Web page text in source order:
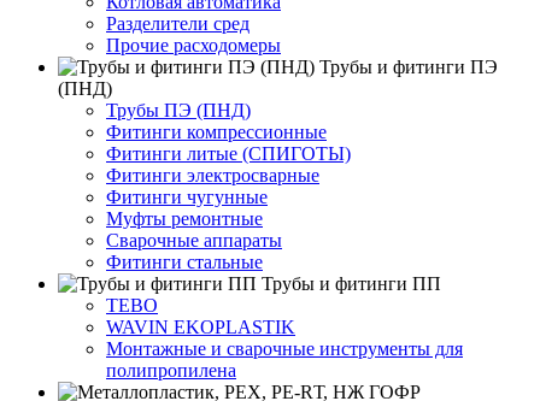
Разделители сред
Прочие расходомеры
Трубы и фитинги ПЭ
(ПНД)
Трубы ПЭ (ПНД)
Фитинги компрессионные
Фитинги литые (СПИГОТЫ)
Фитинги электросварные
Фитинги чугунные
Муфты ремонтные
Сварочные аппараты
Фитинги стальные
Трубы и фитинги ПП
TEBO
WAVIN EKOPLASTIK
Монтажные и сварочные инструменты для
полипропилена